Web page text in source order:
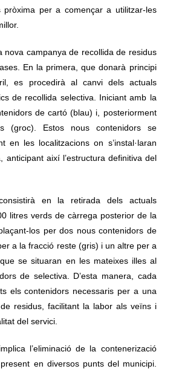
pròxima per a començar a utilitzar-les
nova campanya de recollida de residus
En la primera, que donarà principi
es procedirà al canvi dels actuals
de recollida selectiva. Iniciant amb la
de cartó (blau) i, posteriorment
(groc). Estos nous contenidors se
en les localitzacions on s’instal·laran
anticipant així l’estructura definitiva del
en la retirada dels actuals
litres verds de càrrega posterior de la
los per dos nous contenidors de
a la fracció reste (gris) i un altre per a
se situaran en les mateixes illes al
de selectiva. D’esta manera, cada
els contenidors necessaris per a una
residus, facilitant la labor als veïns i
del servici.
l’eliminació de la contenerizació
en diversos punts del municipi.